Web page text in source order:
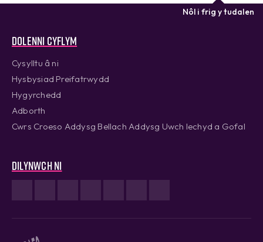
Dolenni cyflym
Cysylltu â ni
Hysbysiad Preifatrwydd
Hygyrchedd
Adborth
Cwrs Croeso Addysg Bellach Addysg Uwch Iechyd a Gofal
Dilynwch ni
Nôl i frig y tudalen